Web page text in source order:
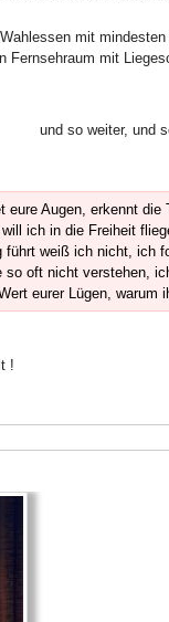
Wahlessen mit
Fernsehraum mit
und so weiter, und
eure Augen, erkennt die
ich in die Freiheit
führt weiß ich nicht, ich
oft nicht verstehen,
eurer Lügen,
!